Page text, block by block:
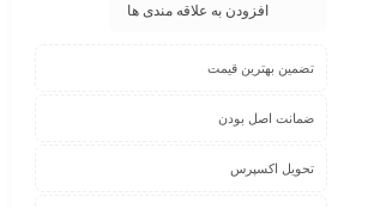
افزودن به علاقه مندی ها
تضمین بهترین قیمت
ضمانت اصل بودن
تحویل اکسپرس